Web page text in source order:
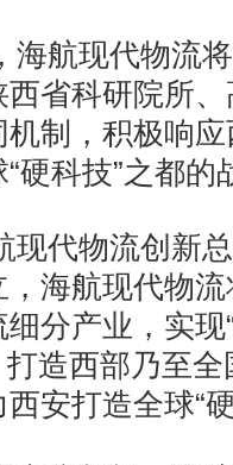
海航现代物流
省科研院所
制，积极响
硬科技”之都的
现代物流创新
海航现代物
分产业，实现
造西部乃至
安打造全球“